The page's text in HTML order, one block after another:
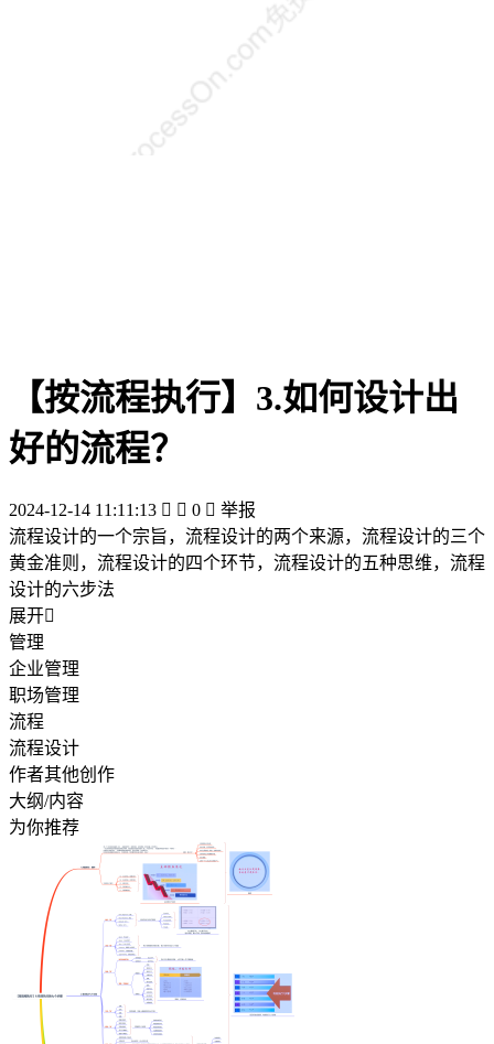
【按流程执行】3.如何设计出
好的流程？
2024-12-14 11:11:13   0  举报
流程设计的一个宗旨，流程设计的两个来源，流程设计的三个
黄金准则，流程设计的四个环节，流程设计的五种思维，流程
设计的六步法
展开
管理
企业管理
职场管理
流程
流程设计
作者其他创作
大纲/内容
为你推荐